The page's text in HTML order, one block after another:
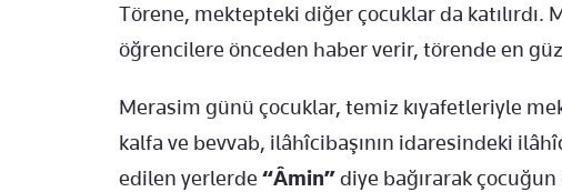
Törene, mektepteki diğer çocuklar da katılırdı.
öğrencilere önceden haber verir, törende en
Merasim günü çocuklar, temiz kıyafetleriyle
kalfa ve bevvab, ilâhîcibaşının idaresindeki
edilen yerlerde “Âmin”diye bağırarak